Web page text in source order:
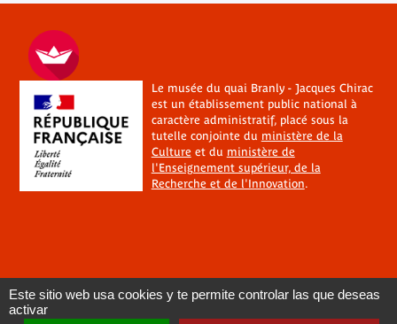
Le musée du quai Branly - Jacques Chirac
est un établissement public national à
caractère administratif, placé sous la
tutelle conjointe du ministère de la
Cultureet du ministère de
l'Enseignement supérieur, de la
Recherche et de l'Innovation.
Este sitio web usa cookies y te permite controlar las que deseas
activar